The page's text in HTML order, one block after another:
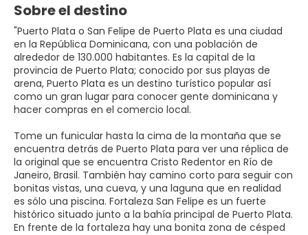
Sobre el destino
"Puerto Plata o San Felipe de Puerto Plata es una ciudad
en la República Dominicana, con una población de
alrededor de 130.000 habitantes. Es la capital de la
provincia de Puerto Plata; conocido por sus playas de
arena, Puerto Plata es un destino turístico popular así
como un gran lugar para conocer gente dominicana y
hacer compras en el comercio local.
Tome un funicular hasta la cima de la montaña que se
encuentra detrás de Puerto Plata para ver una réplica de
la original que se encuentra Cristo Redentor en Río de
Janeiro, Brasil. También hay camino corto para seguir con
bonitas vistas, una cueva, y una laguna que en realidad
es sólo una piscina. Fortaleza San Felipe es un fuerte
histórico situado junto a la bahía principal de Puerto Plata.
En frente de la fortaleza hay una bonita zona de césped